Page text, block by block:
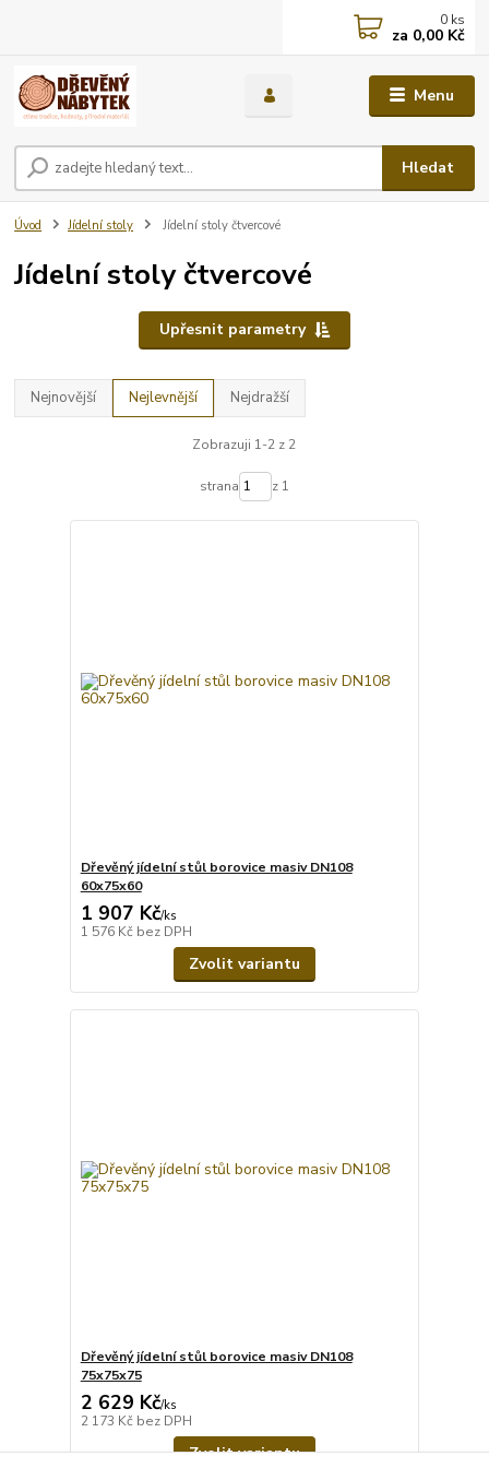
Menu
Hledat
0 ks
za 0,00 Kč
Úvod Jídelní stoly Jídelní stoly čtvercové
Jídelní stoly čtvercové
Upřesnit parametry
Nejnovější Nejlevnější Nejdražší
Zobrazuji 1-2 z 2
strana z 1
Dřevěný jídelní stůl borovice masiv DN108
60x75x60
1 907 Kč/ks
1 576 Kč bez DPH
Zvolit variantu
Dřevěný jídelní stůl borovice masiv DN108
75x75x75
2 629 Kč/ks
2 173 Kč bez DPH
Zvolit variantu